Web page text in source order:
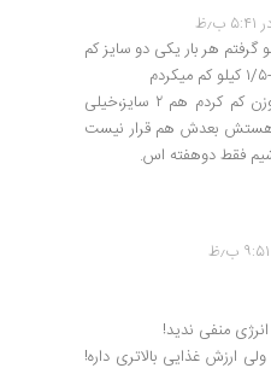
گرفتم هر بار یکى دو سایز کم
ولى این بار هم ۵ کیلو وزن کم کردم هم ۲ سایز،خیلى
هستش بعدش هم قرار نیست
فقط دوهفته اس.
منفی ندید!
ارزش غذایی بالاتری داره!